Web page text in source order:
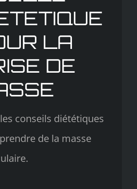
LA
DE
conseils diététiques
de la masse